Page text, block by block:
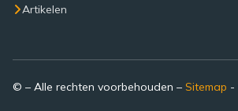
Artikelen
© – Alle rechten voorbehouden – Sitemap -